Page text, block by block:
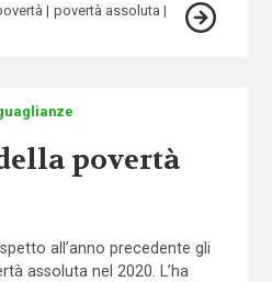
povertà assoluta
povertà
all’anno precedente gli
assoluta nel 2020. L’ha